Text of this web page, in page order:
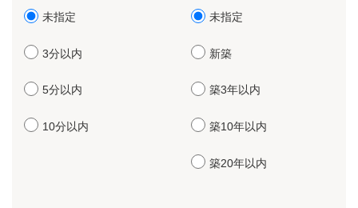
未指定
3分以内
5分以内
10分以内
未指定
新築
築3年以内
築10年以内
築20年以内